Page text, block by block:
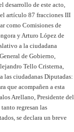
desarrollo de este acto,
artículo 87 fracciones III
como Comisiones de
y Arturo López de
a la ciudadana
de Gobierno,
Tello Cristerna,
las ciudadanas Diputadas:
que acompañen a esta
Arellano, Presidente del
regresan las
se declara un breve